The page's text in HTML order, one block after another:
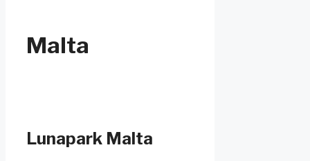
Malta
Lunapark Malta